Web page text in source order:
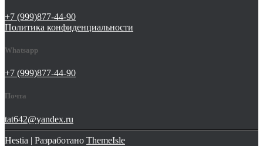
+7 (999)877-44-90
Политика конфиденциальности
Whatsapp
+7 (999)877-44-90
Почта
tat642@yandex.ru
Hestia | Разработано ThemeIsle